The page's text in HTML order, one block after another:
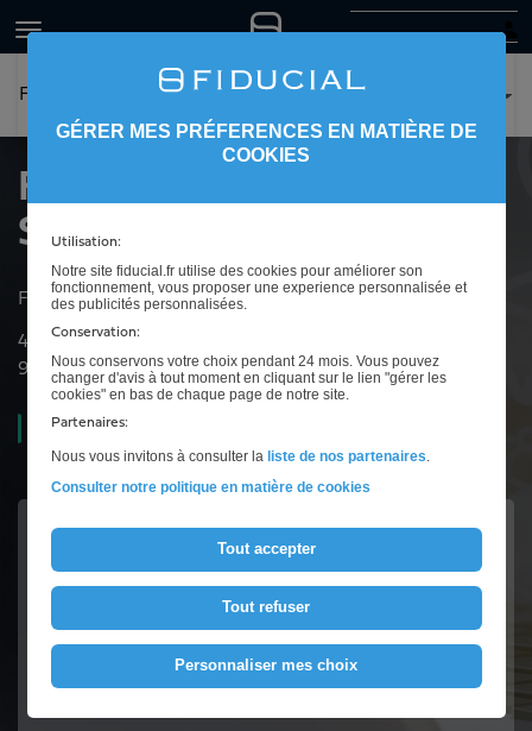
FIDUCIAL Office Solutions Paris IDF
FIDUCIAL Office
Solutions Paris IDF
FIDUCIAL Office Solutions à La Défense
41 rue du Capitaine Guynemer
92925 La Défense
Ouvert
Toutes vos solutions bureautique
Contactez-nous
GÉRER MES PRÉFERENCES EN MATIÈRE DE
COOKIES
Utilisation:
Notre site fiducial.fr utilise des cookies pour améliorer son
fonctionnement, vous proposer une experience personnalisée et
des publicités personnalisées.
Conservation:
Nous conservons votre choix pendant 24 mois. Vous pouvez
changer d'avis à tout moment en cliquant sur le lien "gérer les
cookies" en bas de chaque page de notre site.
Partenaires:
Nous vous invitons à consulter la liste de nos partenaires.
Consulter notre politique en matière de cookies
Tout accepter
Tout refuser
Personnaliser mes choix